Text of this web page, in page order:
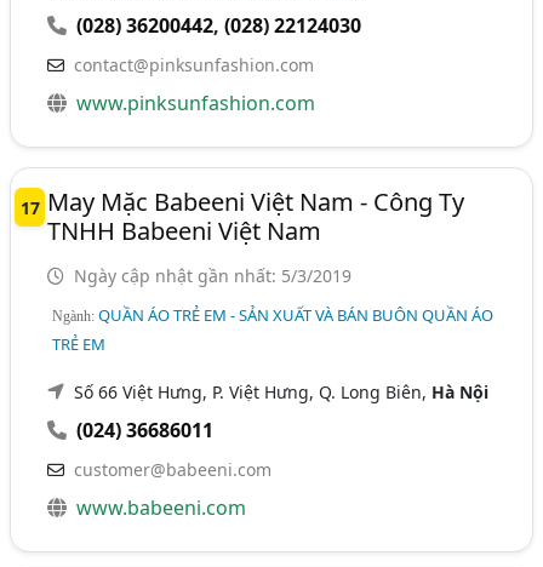
(028) 36200442,(028) 22124030
contact@pinksunfashion.com
www.pinksunfashion.com
17 May Mặc Babeeni Việt Nam - Công Ty
TNHH Babeeni Việt Nam
Ngày cập nhật gần nhất: 5/3/2019
Ngành:QUẦN ÁO TRẺ EM - SẢN XUẤT VÀ BÁN BUÔN QUẦN ÁO
TRẺ EM
Số 66 Việt Hưng, P. Việt Hưng, Q. Long Biên, Hà Nội
(024) 36686011
customer@babeeni.com
www.babeeni.com